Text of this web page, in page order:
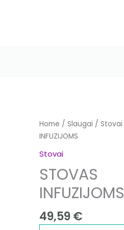
Home / Slaugai / Stovai
INFUZIJOMS
Stovai
STOVAS
INFUZIJOMS
49,59€
STOVAS
INFUZIJOMS
quantity